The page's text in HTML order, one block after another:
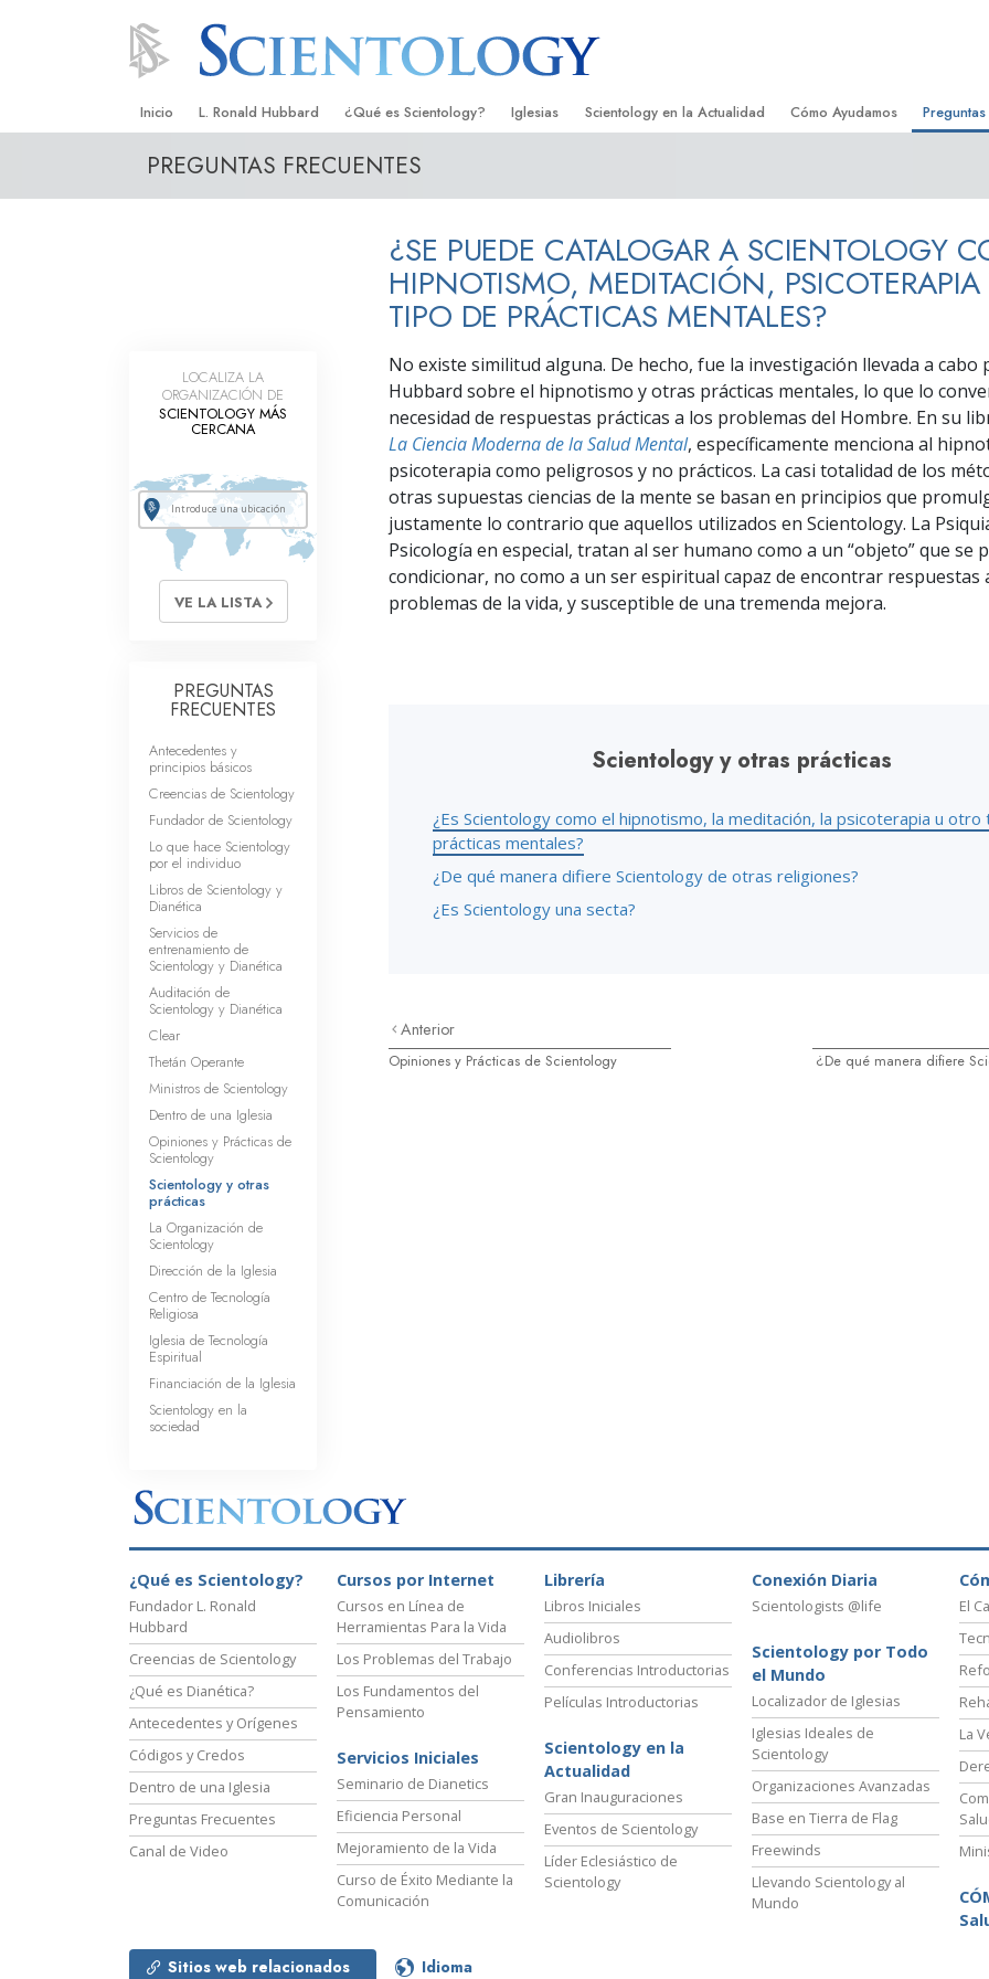
Inicio L. Ronald Hubbard ¿Qué es Scientology?
Creencias y Prácticas
Qué dicen los Scientologists acerca de
Scientology
Conoce a un Scientologist
Dentro de una Iglesia
Los Principios Básicos de Scientology
Una Introducción a Dianética
Amor y Odio: ¿Qué es Grandeza?
Iglesias
Organizaciones Avanzadas
Base en Tierra de Flag
Llevando Scientology al Mundo
Scientology en la Actualidad
David Miscavige: Líder Eclesiástico de
Scientology
Cómo Ayudamos
Criminon
Narconon
Unidos por los Derechos
Comisión de Ciudadanos por
Derechos Humanos
Ministros Voluntarios de
La
PREGUNTAS FRECUENTES
¿SE PUEDE CATALOGAR A SCIENTOLOGY
HIPNOTISMO, MEDITACIÓN, PSICOTERAPIA
TIPO DE PRÁCTICAS MENTALES?
No existe similitud alguna. De hecho, fue la investigación llevada a cabo
Hubbard sobre el hipnotismo y otras prácticas mentales, lo que lo
necesidad de respuestas prácticas a los problemas del Hombre. En su
La Ciencia Moderna de la Salud Mental, específicamente menciona al
psicoterapia como peligrosos y no prácticos. La casi totalidad de los
otras supuestas ciencias de la mente se basan en principios que
justamente lo contrario que aquellos utilizados en Scientology. La
Psicología en especial, tratan al ser humano como a un “objeto” que se
condicionar, no como a un ser espiritual capaz de encontrar respuestas
problemas de la vida, y susceptible de una tremenda mejora.
Scientology y otras prácticas
¿Es Scientology como el hipnotismo, la meditación, la psicoterapia u otro
prácticas mentales?
¿De qué manera difiere Scientology de otras religiones?
¿Es Scientology una secta?
Anterior
Opiniones y Prácticas de Scientology ¿De qué manera difiere
LOCALIZA LA
ORGANIZACIÓN DE
SCIENTOLOGY MÁS
CERCANA
VE LA LISTA
PREGUNTAS
FRECUENTES
Antecedentes y
principios básicos
Creencias de Scientology
Fundador de Scientology
Lo que hace Scientology
por el individuo
Libros de Scientology y
Dianética
Servicios de
entrenamiento de
Scientology y Dianética
Auditación de
Scientology y Dianética
Clear
Thetán Operante
Ministros de Scientology
Dentro de una Iglesia
Opiniones y Prácticas de
Scientology
Scientology y otras
prácticas
La Organización de
Scientology
Dirección de la Iglesia
Centro de Tecnología
Religiosa
Iglesia de Tecnología
Espiritual
Financiación de la Iglesia
Scientology en la
sociedad
¿Qué es Scientology?
Fundador L. Ronald
Hubbard
Creencias de Scientology
¿Qué es Dianética?
Antecedentes y Orígenes
Códigos y Credos
Dentro de una Iglesia
Preguntas Frecuentes
Canal de Video
Cursos por Internet
Cursos en Línea de
Herramientas Para la Vida
Los Problemas del Trabajo
Los Fundamentos del
Pensamiento
Servicios Iniciales
Seminario de Dianetics
Eficiencia Personal
Mejoramiento de la Vida
Curso de Éxito Mediante la
Comunicación
Librería
Libros Iniciales
Audiolibros
Conferencias Introductorias
Películas Introductorias
Scientology en la
Actualidad
Gran Inauguraciones
Eventos de Scientology
Líder Eclesiástico de
Scientology
Conexión Diaria
Scientologists @life
Scientology por Todo
el Mundo
Localizador de Iglesias
Iglesias Ideales de
Scientology
Organizaciones Avanzadas
Base en Tierra de Flag
Freewinds
Llevando Scientology al
Mundo
El
La
Sitios web relacionados Idioma